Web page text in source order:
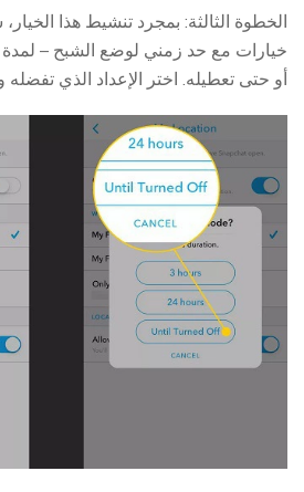
الخطوة الثالثة: بمجرد تنشيط هذا
أو حتى تعطيله. اختر الإعداد الذي تفضله